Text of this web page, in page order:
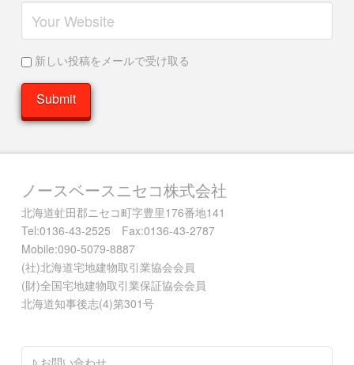
新しい投稿をメールで受け取る
ノースベースニセコ株式会社
北海道虻田郡ニセコ町字豊里176番地141
Tel:0136-43-2525 Fax:0136-43-2787
Mobile:090-5079-8887
(社)北海道宅地建物取引業協会会員
(財)全国宅地建物取引業保証協会会員
北海道知事後志(4)第301号
お問い合わせ